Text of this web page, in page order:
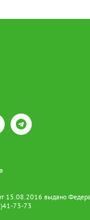
выдано
73-73